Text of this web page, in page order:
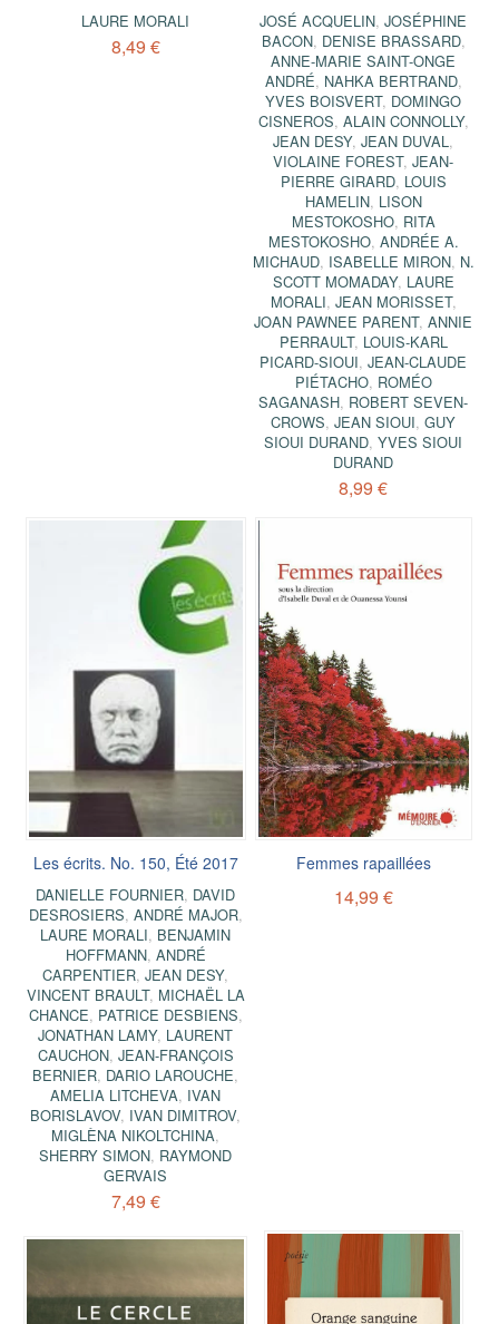
LAURE MORALI
8,49 €
JOSÉ ACQUELIN,JOSÉPHINE
BACON, DENISE BRASSARD,
ANNE-MARIE SAINT-ONGE
ANDRÉ, NAHKA BERTRAND,
YVES BOISVERT, DOMINGO
CISNEROS, ALAIN CONNOLLY,
JEAN DESY,JEAN DUVAL,
VIOLAINE FOREST,JEAN-
PIERRE GIRARD, LOUIS
HAMELIN, LISON
MESTOKOSHO, RITA
MESTOKOSHO, ANDRÉE A.
MICHAUD, ISABELLE MIRON, N.
SCOTT MOMADAY, LAURE
MORALI, JEAN MORISSET,
JOAN PAWNEE PARENT,ANNIE
PERRAULT, LOUIS-KARL
PICARD-SIOUI,JEAN-CLAUDE
PIÉTACHO, ROMÉO
SAGANASH, ROBERT SEVEN-
CROWS,JEAN SIOUI,GUY
SIOUI DURAND,YVES SIOUI
DURAND
8,99 €
Les écrits. No. 150, Été 2017
DANIELLE FOURNIER, DAVID
DESROSIERS, ANDRÉ MAJOR,
LAURE MORALI, BENJAMIN
HOFFMANN, ANDRÉ
CARPENTIER,JEAN DESY,
VINCENT BRAULT, MICHAËL LA
CHANCE, PATRICE DESBIENS,
JONATHAN LAMY, LAURENT
CAUCHON, JEAN-FRANÇOIS
BERNIER, DARIO LAROUCHE,
AMELIA LITCHEVA, IVAN
BORISLAVOV, IVAN DIMITROV,
MIGLÈNA NIKOLTCHINA,
SHERRY SIMON, RAYMOND
GERVAIS
7,49 €
Femmes rapaillées
14,99 €